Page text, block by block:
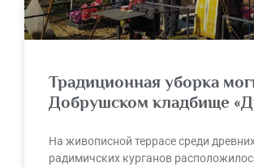
Традиционная уборка
Добрушском кладбище
На живописной террасе среди
радимичских курганов